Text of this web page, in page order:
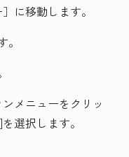
に移動します。
メニューをクリッ
]を選択します。